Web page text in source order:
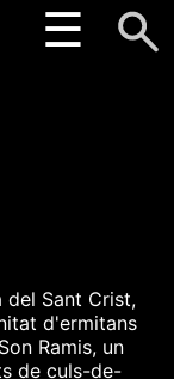
☰
del Sant Crist,
d'ermitans
Ramis, un
de culs-de-